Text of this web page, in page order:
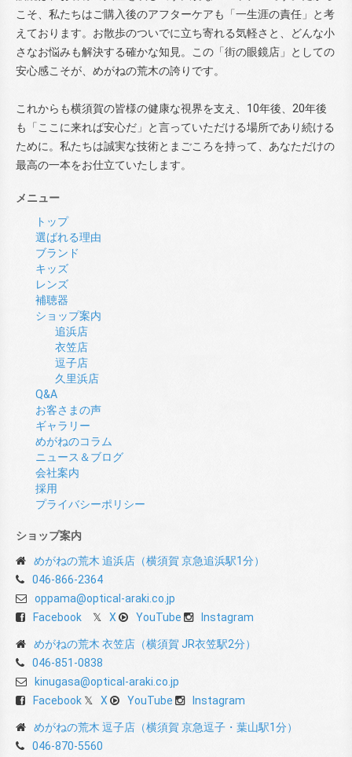
こそ、私たちはご購入後のアフターケアも「一生涯の責任」と考
えております。お散歩のついでに立ち寄れる気軽さと、どんな小
さなお悩みも解決する確かな知見。この「街の眼鏡店」としての
安心感こそが、めがねの荒木の誇りです。
これからも横須賀の皆様の健康な視界を支え、10年後、20年後
も「ここに来れば安心だ」と言っていただける場所であり続ける
ために。私たちは誠実な技術とまごころを持って、あなただけの
最高の一本をお仕立ていたします。
メニュー
トップ
選ばれる理由
ブランド
キッズ
レンズ
補聴器
ショップ案内
追浜店
衣笠店
逗子店
久里浜店
Q&A
お客さまの声
ギャラリー
めがねのコラム
ニュース＆ブログ
会社案内
採用
プライバシーポリシー
ショップ案内
めがねの荒木 追浜店（横須賀 京急追浜駅1分）
046-866-2364
oppama@optical-araki.co.jp
Facebook
X YouTube Instagram
めがねの荒木 衣笠店（横須賀 JR衣笠駅2分）
046-851-0838
kinugasa@optical-araki.co.jp
Facebook
X YouTube Instagram
めがねの荒木 逗子店（横須賀 京急逗子・葉山駅1分）
046-870-5560